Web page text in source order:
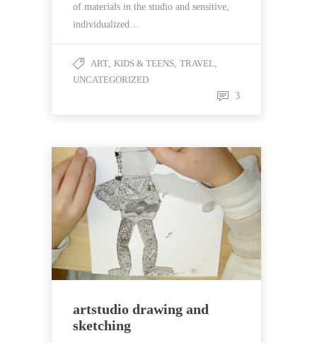
of materials in the studio and sensitive,
individualized…
ART, KIDS & TEENS, TRAVEL,
UNCATEGORIZED
3
artstudio drawing and
sketching